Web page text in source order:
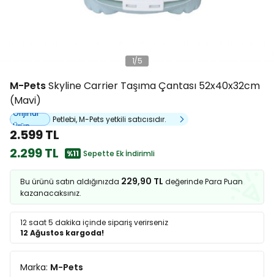
1/5
M-PetsSkyline Carrier Taşıma Çantası 52x40x32cm
(Mavi)
Orijinal
Ürün
Petlebi, M-Pets yetkili satıcısıdır.
2.599 TL
2.299 TL
%11 Sepette Ek İndirimli
Bu ürünü satın aldığınızda 229,90 TL değerinde Para Puan
kazanacaksınız.
12 saat 5 dakika içinde sipariş verirseniz
12 Ağustos kargoda!
Marka: M-Pets